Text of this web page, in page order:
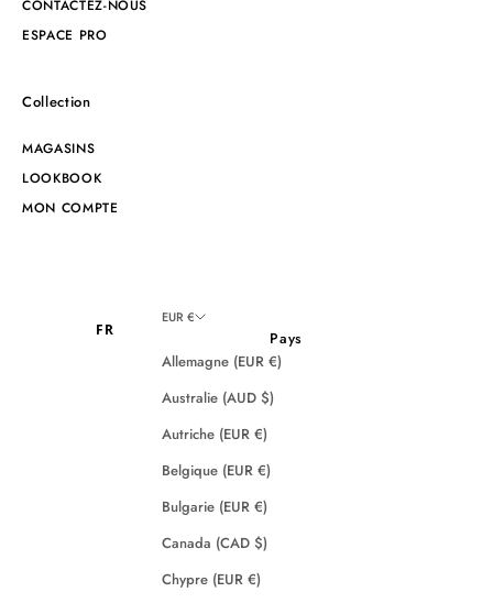
CONTACTEZ-NOUS
ESPACE PRO
Collection
MAGASINS
LOOKBOOK
MON COMPTE
FR
EUR €
Pays
Allemagne (EUR €)
Australie (AUD $)
Autriche (EUR €)
Belgique (EUR €)
Bulgarie (EUR €)
Canada (CAD $)
Chypre (EUR €)